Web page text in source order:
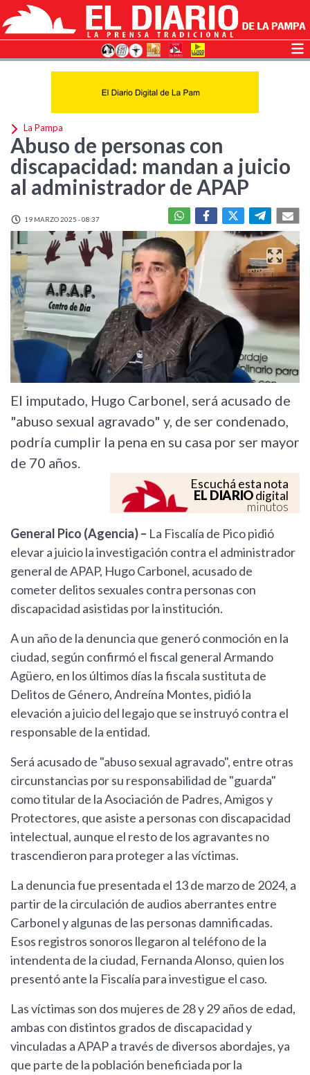
La Pampa
Abuso de personas con
discapacidad: mandan a juicio
al administrador de APAP
19 MARZO 2025 - 08:37
El imputado, Hugo Carbonel, será acusado de
"abuso sexual agravado" y, de ser condenado,
podría cumplir la pena en su casa por ser mayor
de 70 años.
Escuchá esta nota
EL DIARIOdigital
minutos
General Pico (Agencia) – La Fiscalía de Pico pidió
elevar a juicio la investigación contra el administrador
general de APAP, Hugo Carbonel, acusado de
cometer delitos sexuales contra personas con
discapacidad asistidas por la institución.
A un año de la denuncia que generó conmoción en la
ciudad, según confirmó el fiscal general Armando
Agüero, en los últimos días la fiscala sustituta de
Delitos de Género, Andreína Montes, pidió la
elevación a juicio del legajo que se instruyó contra el
responsable de la entidad.
Será acusado de "abuso sexual agravado", entre otras
circunstancias por su responsabilidad de "guarda"
como titular de la Asociación de Padres, Amigos y
Protectores, que asiste a personas con discapacidad
intelectual, aunque el resto de los agravantes no
trascendieron para proteger a las víctimas.
La denuncia fue presentada el 13 de marzo de 2024, a
partir de la circulación de audios aberrantes entre
Carbonel y algunas de las personas damnificadas.
Esos registros sonoros llegaron al teléfono de la
intendenta de la ciudad, Fernanda Alonso, quien los
presentó ante la Fiscalía para investigue el caso.
Las víctimas son dos mujeres de 28 y 29 años de edad,
ambas con distintos grados de discapacidad y
vinculadas a APAP a través de diversos abordajes, ya
que parte de la población beneficiada por la